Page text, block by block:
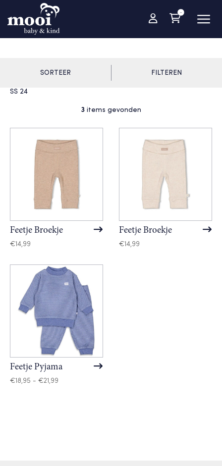
-
SORTEER FILTEREN
SS 24
3 items gevonden
Feetje Broekje
€14,99
Feetje Broekje
€14,99
Feetje Pyjama
€18,95 - €21,99